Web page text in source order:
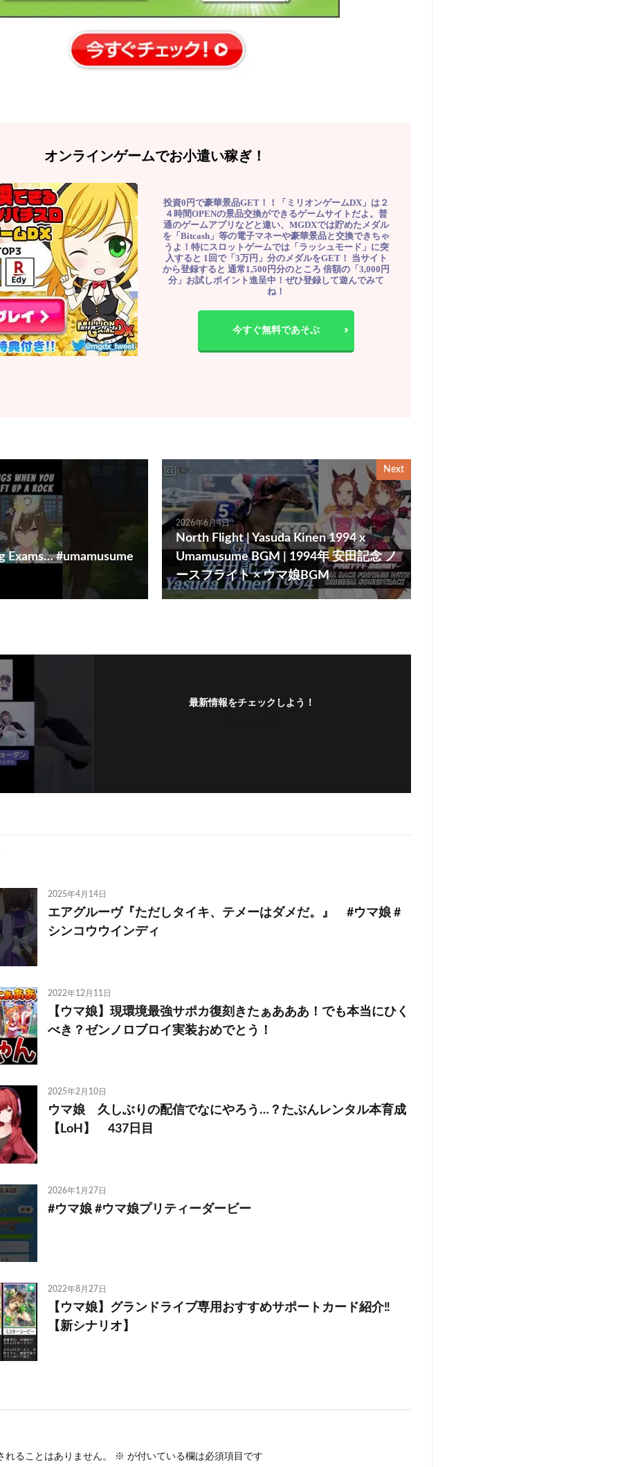
オンラインゲームでお小遣い稼ぎ！
投資0円で豪華景品GET！！「ミリオンゲームDX」は２
４時間OPENの景品交換ができるゲームサイトだよ。普
通のゲームアプリなどと違い、MGDXでは貯めたメダル
を「Bitcash」等の電子マネーや豪華景品と交換できちゃ
うよ！特にスロットゲームでは「ラッシュモード」に突
入すると 1回で「3万円」分のメダルをGET！ 当サイト
から登録すると 通常1,500円分のところ 倍額の「3,000円
分」お試しポイント進呈中！ぜひ登録して遊んでみて
ね！
今すぐ無料であそぶ
Exams… #umamusume
Next
2026年6月4日
North Flight | Yasuda Kinen 1994 x
Umamusume BGM | 1994年 安田記念 ノ
ースフライト × ウマ娘BGM
最新情報をチェックしよう！
2025年4月14日
エアグルーヴ『ただしタイキ、テメーはダメだ。』 #ウマ娘 #
シンコウウインディ
2022年12月11日
【ウマ娘】現環境最強サポカ復刻きたぁあああ！でも本当にひく
べき？ゼンノロブロイ実装おめでとう！
2025年2月10日
ウマ娘 久しぶりの配信でなにやろう…？たぶんレンタル本育成
【LoH】 437日目
2026年1月27日
#ウマ娘 #ウマ娘プリティーダービー
2022年8月27日
【ウマ娘】グランドライブ専用おすすめサポートカード紹介‼
【新シナリオ】
ることはありません。 ※ が付いている欄は必須項目です